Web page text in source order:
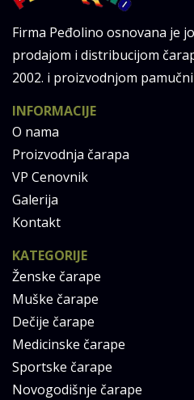
Firma Peđolino osnovana je
prodajom i distribucijom
2002. i proizvodnjom
INFORMACIJE
O nama
Proizvodnja čarapa
VP Cenovnik
Galerija
Kontakt
KATEGORIJE
Ženske čarape
Muške čarape
Dečije čarape
Medicinske čarape
Sportske čarape
Novogodišnje čarape